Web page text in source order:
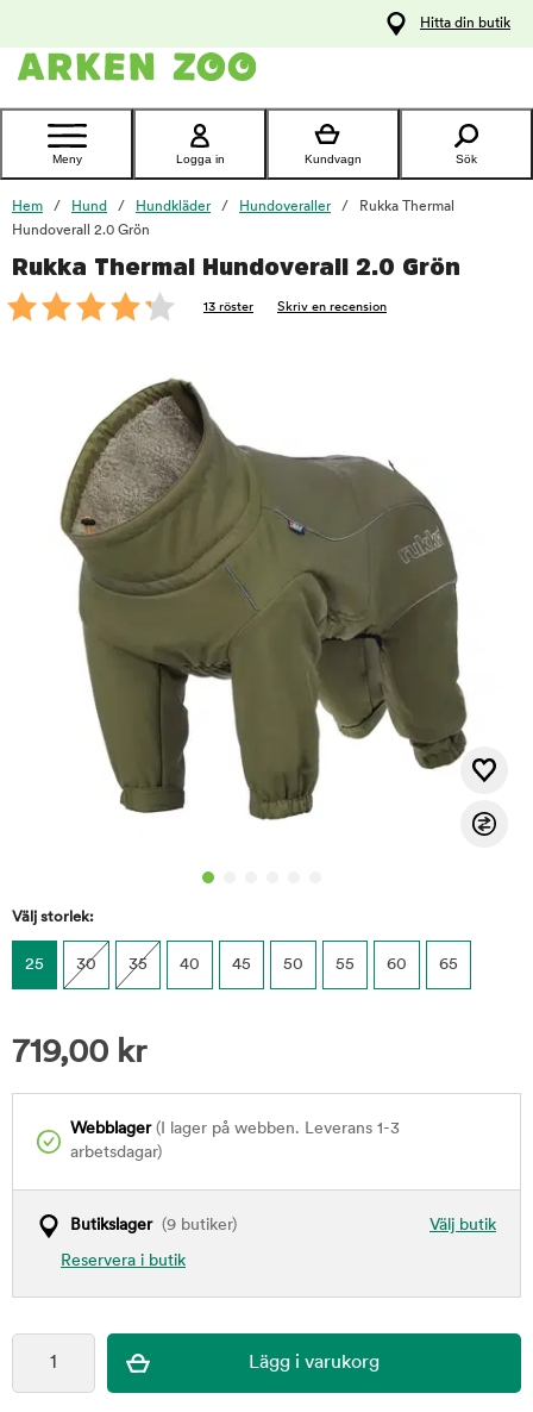
Kontakta
Hitta din butik
Meny Logga in Kundvagn Sök
Hem Hund Hundkläder Hundoveraller
Rukka Thermal
Hundoverall 2.0 Grön
Rukka Thermal Hundoverall 2.0 Grön
13 röster Skriv en recension
Välj storlek:
25 30 35 40 45 50 55 60 65
719,00 kr
Webblager(I lager på webben. Leverans 1-3
arbetsdagar)
Välj butik
Butikslager(9 butiker)
Reservera i butik
foo